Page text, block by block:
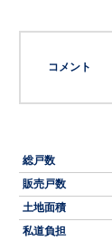
コメント
総戸数
販売戸数
土地面積
私道負担